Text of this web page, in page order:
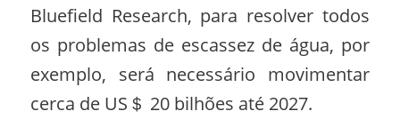
Bluefield Research, para resolver todos
os problemas de escassez de água, por
exemplo, será necessário movimentar
cerca de US＄ 20 bilhões até 2027.